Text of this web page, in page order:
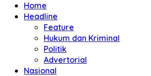
Home
Headline
Feature
Hukum dan Kriminal
Politik
Advertorial
Nasional